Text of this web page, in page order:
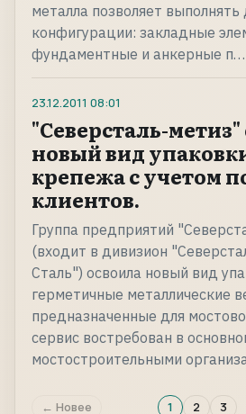
металла позволяет выполнять
конфигурации: закладные
фундаментные и анкерные п…
23.12.2011 08:01
"Северсталь-
новый вид
крепежа с учетом
клиентов.
Группа предприятий
(входит в дивизион
Сталь") освоила новый вид
герметичные металлические
предназначенные для
сервис востребован в
мостостроительными
← Новее 1 2 3